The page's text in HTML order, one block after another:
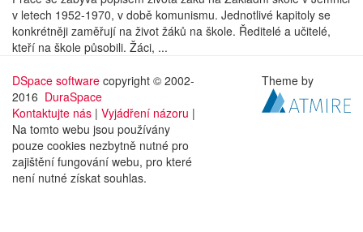
v letech 1952-1970, v době komunismu. Jednotlivé kapitoly se
konkrétněji zaměřují na život žáků na škole. Ředitelé a učitelé,
kteří na škole působili. Žáci, ...
DSpace software copyright © 2002-
2016 DuraSpace
Kontaktujte nás | Vyjádření názoru |
Na tomto webu jsou používány
pouze cookies nezbytně nutné pro
zajištění fungování webu, pro které
není nutné získat souhlas.
Theme by